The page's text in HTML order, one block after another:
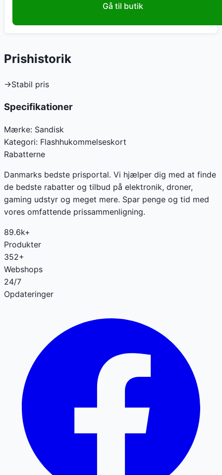
Gå til butik
Prishistorik
→Stabil pris
Specifikationer
Mærke: Sandisk
Kategori: Flashhukommelseskort
Rabatterne
Danmarks bedste prisportal. Vi hjælper dig med at finde
de bedste rabatter og tilbud på elektronik, droner,
gaming udstyr og meget mere. Spar penge og tid med
vores omfattende prissammenligning.
89.6k+
Produkter
352+
Webshops
24/7
Opdateringer